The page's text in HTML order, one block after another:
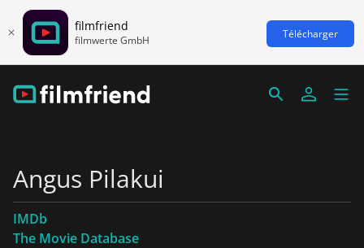
filmfriend
filmwerte GmbH Télécharger
Angus Pilakui
IMDb
The Movie Database